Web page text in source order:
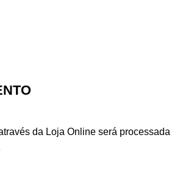
da Loja Online será processada